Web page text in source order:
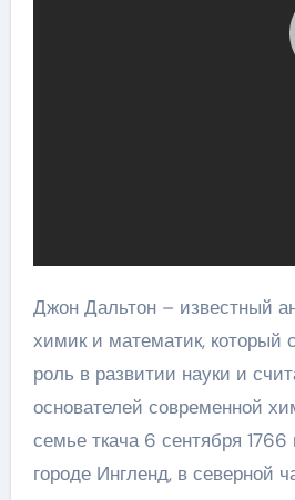
Джон Дальтон – известный
химик и математик, который
роль в развитии науки и
основателей современной
семье ткача 6 сентября
городе Ингленд, в северной